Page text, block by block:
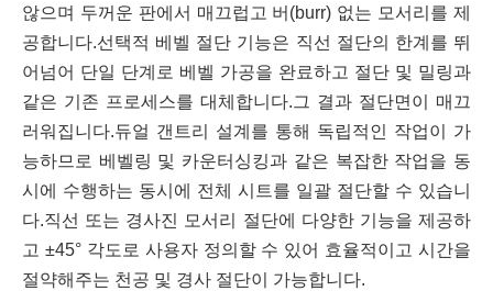
않으며 두꺼운 판에서 매끄럽고 버(burr) 없는 모서리를 제
공합니다.선택적 베벨 절단 기능은 직선 절단의 한계를 뛰
어넘어 단일 단계로 베벨 가공을 완료하고 절단 및 밀링과
같은 기존 프로세스를 대체합니다.그 결과 절단면이 매끄
러워집니다.듀얼 갠트리 설계를 통해 독립적인 작업이 가
능하므로 베벨링 및 카운터싱킹과 같은 복잡한 작업을 동
시에 수행하는 동시에 전체 시트를 일괄 절단할 수 있습니
다.직선 또는 경사진 모서리 절단에 다양한 기능을 제공하
고 ±45° 각도로 사용자 정의할 수 있어 효율적이고 시간을
절약해주는 천공 및 경사 절단이 가능합니다.